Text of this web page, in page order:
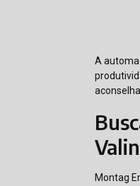
A
Montag